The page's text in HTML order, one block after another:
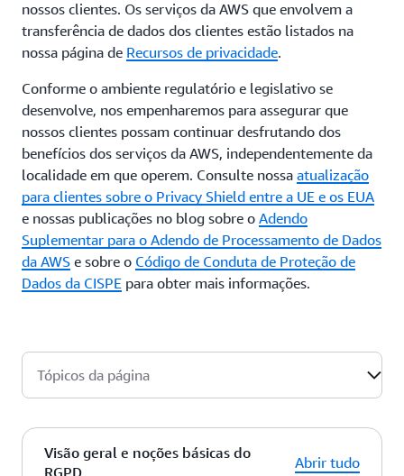
nossos clientes. Os serviços da AWS que envolvem a
transferência de dados dos clientes estão listados na
nossa página de Recursos de privacidade.
Conforme o ambiente regulatório e legislativo se
desenvolve, nos empenharemos para assegurar que
nossos clientes possam continuar desfrutando dos
benefícios dos serviços da AWS, independentemente da
localidade em que operem. Consulte nossa atualização
para clientes sobre o Privacy Shield entre a UE e os EUA
e nossas publicações no blog sobre o Adendo
Suplementar para o Adendo de Processamento de Dados
da AWS e sobre o Código de Conduta de Proteção de
Dados da CISPE para obter mais informações.
Tópicos da página
Visão geral e noções básicas do
RGPD
Abrir tudo